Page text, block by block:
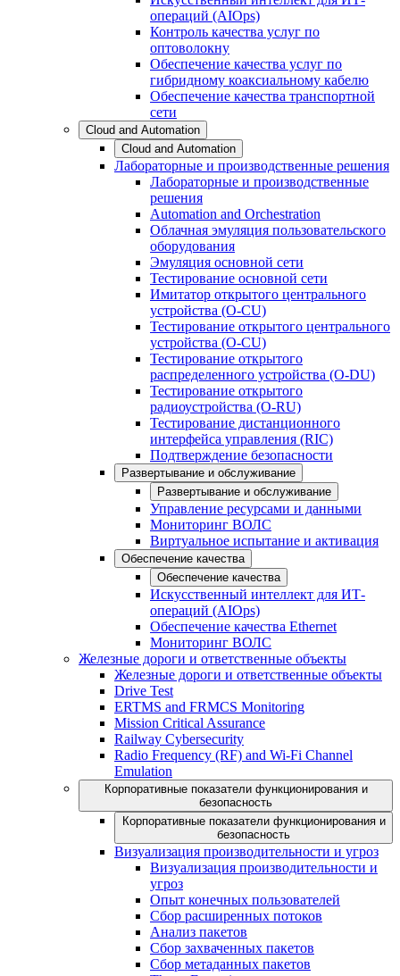
операций (AIOps)
Контроль качества услуг по
оптоволокну
Обеспечение качества услуг по
гибридному коаксиальному кабелю
Обеспечение качества транспортной
сети
Cloud and Automation
Cloud and Automation
Лабораторные и производственные решения
Лабораторные и производственные
решения
Automation and Orchestration
Облачная эмуляция пользовательского
оборудования
Эмуляция основной сети
Тестирование основной сети
Имитатор открытого центрального
устройства (O-CU)
Тестирование открытого центрального
устройства (O-CU)
Тестирование открытого
распределенного устройства (O-DU)
Тестирование открытого
радиоустройства (O-RU)
Тестирование дистанционного
интерфейса управления (RIC)
Подтверждение безопасности
Развертывание и обслуживание
Развертывание и обслуживание
Управление ресурсами и данными
Мониторинг ВОЛС
Виртуальное испытание и активация
Обеспечение качества
Обеспечение качества
Искусственный интеллект для ИТ-
операций (AIOps)
Обеспечение качества Ethernet
Мониторинг ВОЛС
Железные дороги и ответственные объекты
Железные дороги и ответственные объекты
Drive Test
ERTMS and FRMCS Monitoring
Mission Critical Assurance
Railway Cybersecurity
Radio Frequency (RF) and Wi-Fi Channel
Emulation
Корпоративные показатели функционирования и
безопасность
Корпоративные показатели функционирования и
безопасность
Визуализация производительности и угроз
Визуализация производительности и
угроз
Опыт конечных пользователей
Сбор расширенных потоков
Анализ пакетов
Сбор захваченных пакетов
Сбор метаданных пакетов